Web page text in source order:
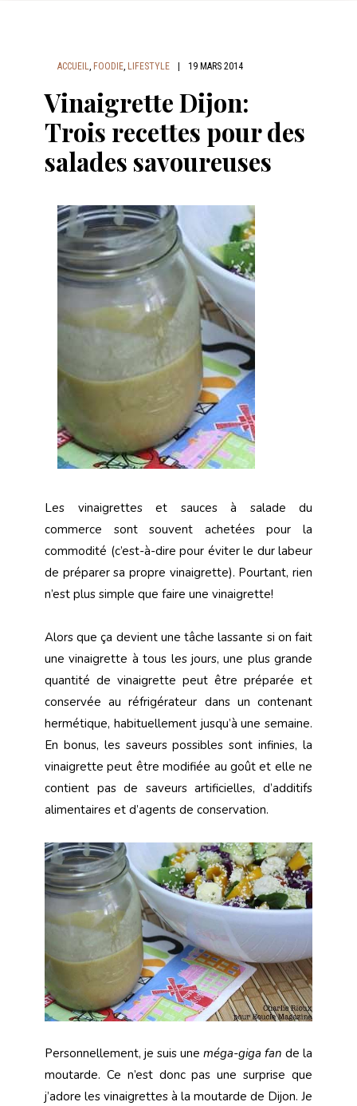
ACCUEIL, FOODIE, LIFESTYLE 19 MARS 2014
Vinaigrette Dijon:
Trois recettes pour des
salades savoureuses
Les vinaigrettes et sauces à salade du
commerce sont souvent achetées pour la
commodité (c’est-à-dire pour éviter le dur labeur
de préparer sa propre vinaigrette). Pourtant, rien
n’est plus simple que faire une vinaigrette!
Alors que ça devient une tâche lassante si on fait
une vinaigrette à tous les jours, une plus grande
quantité de vinaigrette peut être préparée et
conservée au réfrigérateur dans un contenant
hermétique, habituellement jusqu’à une semaine.
En bonus, les saveurs possibles sont infinies, la
vinaigrette peut être modifiée au goût et elle ne
contient pas de saveurs artificielles, d’additifs
alimentaires et d’agents de conservation.
Personnellement, je suis une méga-giga fan de la
moutarde. Ce n’est donc pas une surprise que
j’adore les vinaigrettes à la moutarde de Dijon. Je